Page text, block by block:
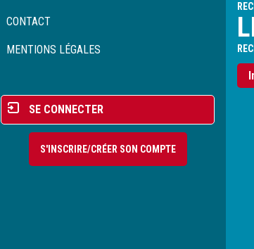
Menu
de
CONTACT
MENTIONS LÉGALES
Menu
du
compte
l'utilisateur
SE CONNECTER
S'INSCRIRE/CRÉER SON COMPTE